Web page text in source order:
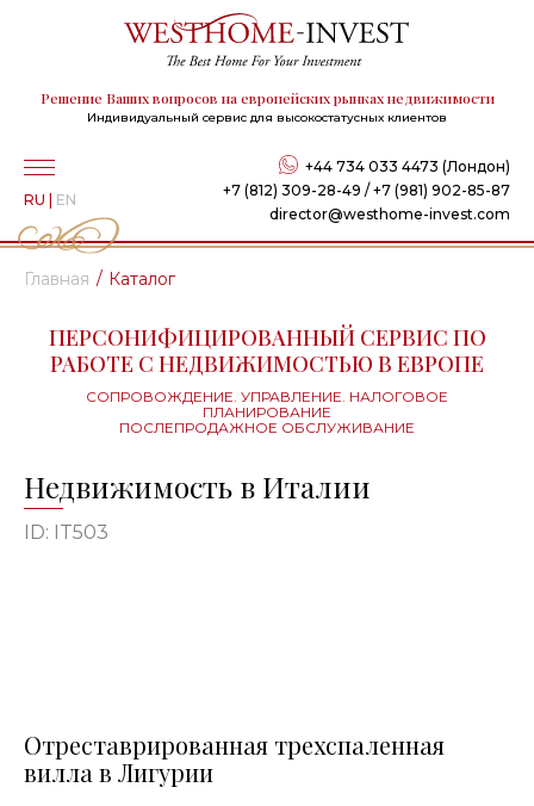
Решение Ваших вопросов на европейских рынках недвижимости
Индивидуальный сервис для высокостатусных клиентов
+44 734 033 4473 (Лондон)
+7 (812) 309-28-49 / +7 (981) 902-85-87
director@westhome-invest.com
RU | EN
Главная Каталог
ПЕРСОНИФИЦИРОВАННЫЙ СЕРВИС ПО
РАБОТЕ С НЕДВИЖИМОСТЬЮ В ЕВРОПЕ
СОПРОВОЖДЕНИЕ. УПРАВЛЕНИЕ. НАЛОГОВОЕ
ПЛАНИРОВАНИЕ
ПОСЛЕПРОДАЖНОЕ ОБСЛУЖИВАНИЕ
Недвижимость в Италии
ID: IT503
Отреставрированная трехспаленная
вилла в Лигурии